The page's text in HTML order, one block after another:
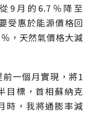
9月的6.7％降至
受惠於能源價格回
，天然氣價格大減
一個月實現，將1
目標，首相蘇納克
時，我將通膨率減